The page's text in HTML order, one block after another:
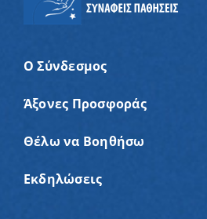
Ο Σύνδεσμος
Άξονες Προσφοράς
Θέλω να Βοηθήσω
Εκδηλώσεις